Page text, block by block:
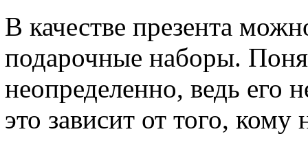
В качестве презента
подарочные наборы.
неопределенно, ведь его
это зависит от того,